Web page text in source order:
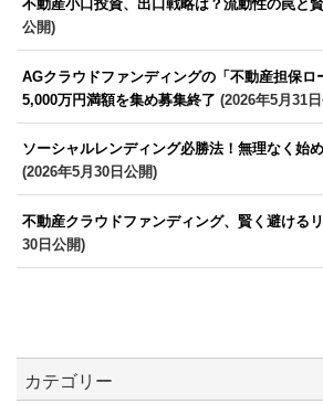
不動産小口投資、出口戦略は？流動性の罠と
公開)
AGクラウドファンディングの「不動産担保ロ
5,000万円満額を集め募集終了 (2026年5月31
ソーシャルレンディング必勝法！無理なく始
(2026年5月30日公開)
不動産クラウドファンディング、賢く避ける
30日公開)
カテゴリー